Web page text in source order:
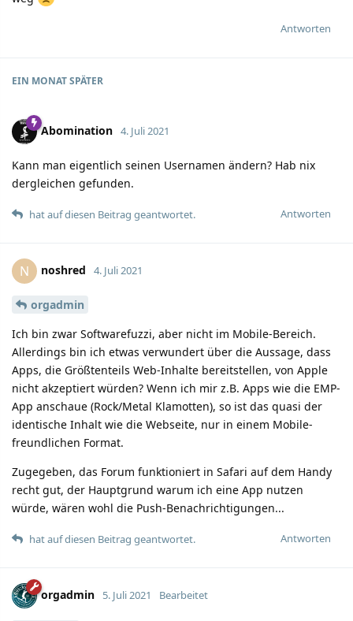
Antworten
EIN MONATSPÄTER
Abomination 4. Juli 2021
Kann man eigentlich seinen Usernamen ändern? Hab nix
dergleichen gefunden.
Antworten
hat auf diesen Beitrag geantwortet.
N noshred 4. Juli 2021
orgadmin
Ich bin zwar Softwarefuzzi, aber nicht im Mobile-Bereich.
Allerdings bin ich etwas verwundert über die Aussage, dass
Apps, die Größtenteils Web-Inhalte bereitstellen, von Apple
nicht akzeptiert würden? Wenn ich mir z.B. Apps wie die EMP-
App anschaue (Rock/Metal Klamotten), so ist das quasi der
identische Inhalt wie die Webseite, nur in einem Mobile-
freundlichen Format.
Zugegeben, das Forum funktioniert in Safari auf dem Handy
recht gut, der Hauptgrund warum ich eine App nutzen
würde, wären wohl die Push-Benachrichtigungen...
Antworten
hat auf diesen Beitrag geantwortet.
orgadmin 5. Juli 2021 Bearbeitet